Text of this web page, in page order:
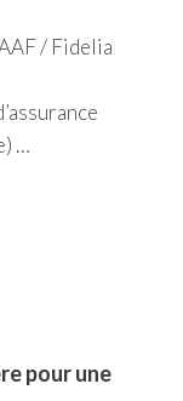
/ Fidelia
…
pour une